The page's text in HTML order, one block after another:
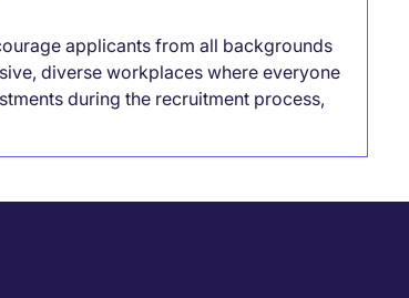
applicants from all backgrounds
diverse workplaces where everyone
during the recruitment process,